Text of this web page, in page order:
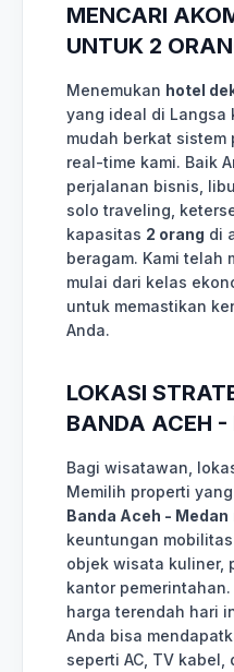
MENCARI
UNTUK 2
Menemukan hotel
yang ideal di Langsa
mudah berkat sistem
real-time kami. Baik
perjalanan bisnis,
solo traveling,
kapasitas 2 orang di
beragam. Kami telah
mulai dari kelas
untuk memastikan
Anda.
LOKASI
BANDA ACEH -
Bagi wisatawan,
Memilih properti
Banda Aceh - Medan
keuntungan
objek wisata kuliner,
kantor
harga terendah hari
Anda bisa
seperti AC, TV